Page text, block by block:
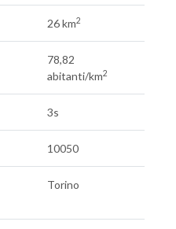
26 km2
78,82
abitanti/km2
3s
10050
Torino